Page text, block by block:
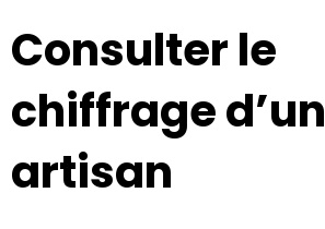
Consulter le
chiffrage d’un
artisan